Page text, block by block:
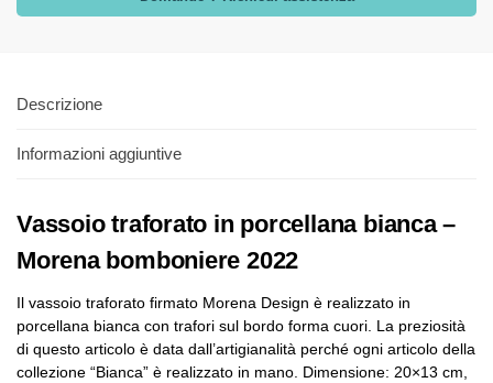
Descrizione
Informazioni aggiuntive
Vassoio traforato in porcellana bianca –
Morena bomboniere 2022
Il vassoio traforato firmato Morena Design è realizzato in
porcellana bianca con trafori sul bordo forma cuori. La preziosità
di questo articolo è data dall’artigianalità perché ogni articolo della
collezione “Bianca” è realizzato in mano. Dimensione: 20×13 cm,